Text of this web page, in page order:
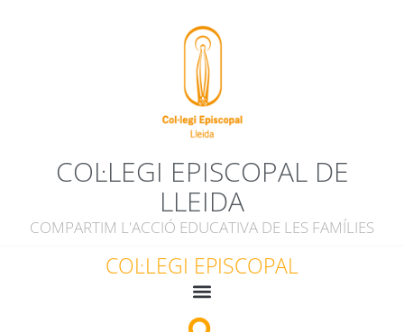
COL·LEGI EPISCOPAL DE
LLEIDA
COMPARTIM L'ACCIÓ EDUCATIVA DE LES FAMÍLIES
COL·LEGI EPISCOPAL